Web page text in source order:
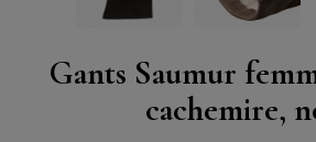
Gants Saumur
cachemire,